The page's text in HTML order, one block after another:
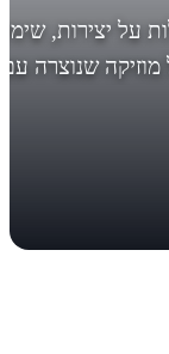
על יצירות,
שנוצרה עם